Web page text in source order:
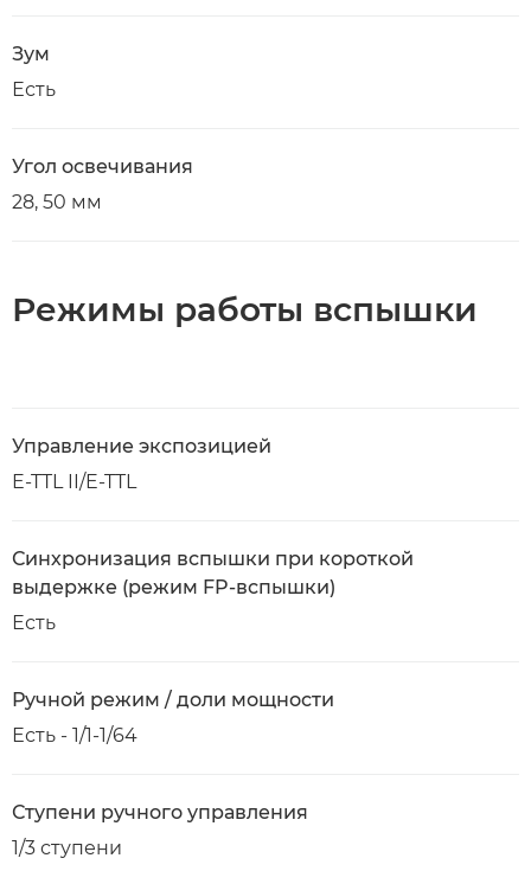
Зум
Есть
Угол освечивания
28, 50 мм
Режимы работы вспышки
Управление экспозицией
E-TTL II/E-TTL
Синхронизация вспышки при короткой
выдержке (режим FP-вспышки)
Есть
Ручной режим / доли мощности
Есть - 1/1-1/64
Ступени ручного управления
1/3 ступени